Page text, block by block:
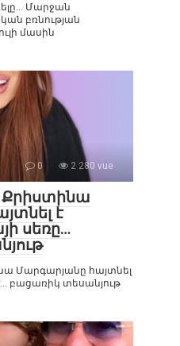
Մարջան
բռնության
մասին
0 2 280 vue
է
սեռը…
Մարգարյանը հայտնել
բացառիկ տեսանյութ